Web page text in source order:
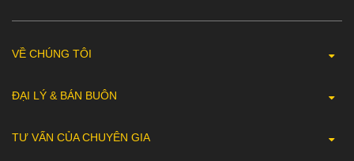
VỀ CHÚNG TÔI
ĐẠI LÝ & BÁN BUÔN
TƯ VẤN CỦA CHUYÊN GIA